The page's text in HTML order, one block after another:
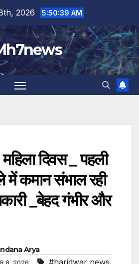
2026 5:50:40 AM
दिवस _ पहली
में कमान संभाल रही
_बेहद गंभीर और
Arya